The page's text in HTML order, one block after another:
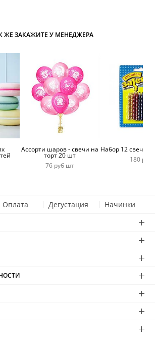
ЖЕ ЗАКАЖИТЕ У МЕНЕДЖЕРА
Ассорти шаров - свечи на
торт 20 шт
76 руб шт
Набор 12 свечей
180 руб
Оплата Дегустация Начинки